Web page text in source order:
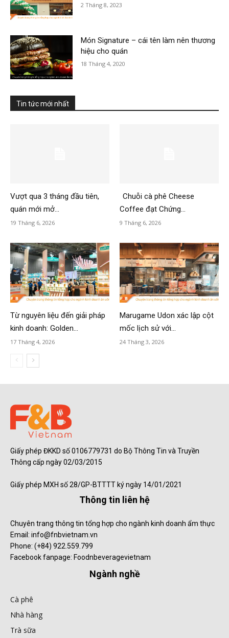
2 Tháng 8, 2023
Món Signature – cái tên làm nên thương
hiệu cho quán
18 Tháng 4, 2020
Tin tức mới nhất
Vượt qua 3 tháng đầu tiên,
quán mới mở...
19 Tháng 6, 2026
Chuỗi cà phê Cheese
Coffee đạt Chứng...
9 Tháng 6, 2026
Từ nguyên liệu đến giải pháp
kinh doanh: Golden...
17 Tháng 4, 2026
Marugame Udon xác lập cột
mốc lịch sử với...
24 Tháng 3, 2026
Giấy phép ĐKKD số 0106779731 do Bộ Thông Tin và Truyền
Thông cấp ngày 02/03/2015
Giấy phép MXH số 28/GP-BTTTT ký ngày 14/01/2021
Thông tin liên hệ
Chuyên trang thông tin tổng hợp cho ngành kinh doanh ẩm thực
Email: info@fnbvietnam.vn
Phone: (+84) 922.559.799
Facebook fanpage: Foodnbeveragevietnam
Ngành nghề
Cà phê
Nhà hàng
Trà sữa